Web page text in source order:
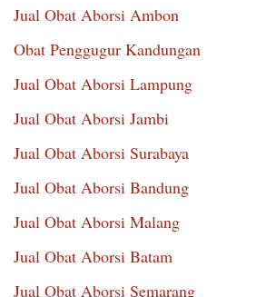
Jual Obat Aborsi Ambon
Obat Penggugur Kandungan
Jual Obat Aborsi Lampung
Jual Obat Aborsi Jambi
Jual Obat Aborsi Surabaya
Jual Obat Aborsi Bandung
Jual Obat Aborsi Malang
Jual Obat Aborsi Batam
Jual Obat Aborsi Semarang